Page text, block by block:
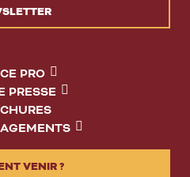
PRO
PRESSE
VENIR ?